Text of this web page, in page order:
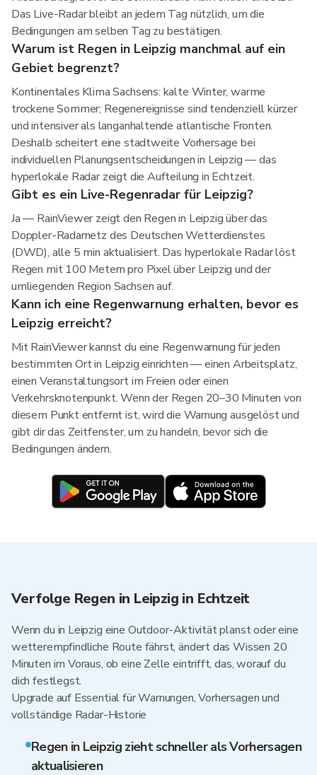
Das Live-Radar bleibt an jedem Tag nützlich, um die
Bedingungen am selben Tag zu bestätigen.
Warum ist Regen in Leipzig manchmal auf ein
Gebiet begrenzt?
Kontinentales Klima Sachsens: kalte Winter, warme
trockene Sommer; Regenereignisse sind tendenziell kürzer
und intensiver als langanhaltende atlantische Fronten.
Deshalb scheitert eine stadtweite Vorhersage bei
individuellen Planungsentscheidungen in Leipzig — das
hyperlokale Radar zeigt die Aufteilung in Echtzeit.
Gibt es ein Live-Regenradar für Leipzig?
Ja — RainViewer zeigt den Regen in Leipzig über das
Doppler-Radarnetz des Deutschen Wetterdienstes
(DWD), alle 5 min aktualisiert. Das hyperlokale Radar löst
Regen mit 100 Metern pro Pixel über Leipzig und der
umliegenden Region Sachsen auf.
Kann ich eine Regenwarnung erhalten, bevor es
Leipzig erreicht?
Mit RainViewer kannst du eine Regenwarnung für jeden
bestimmten Ort in Leipzig einrichten — einen Arbeitsplatz,
einen Veranstaltungsort im Freien oder einen
Verkehrsknotenpunkt. Wenn der Regen 20–30 Minuten von
diesem Punkt entfernt ist, wird die Warnung ausgelöst und
gibt dir das Zeitfenster, um zu handeln, bevor sich die
Bedingungen ändern.
Verfolge Regen in Leipzig in Echtzeit
Wenn du in Leipzig eine Outdoor-Aktivität planst oder eine
wetterempfindliche Route fährst, ändert das Wissen 20
Minuten im Voraus, ob eine Zelle eintrifft, das, worauf du
dich festlegst.
Upgrade auf Essential für Warnungen, Vorhersagen und
vollständige Radar-Historie
Regen in Leipzig zieht schneller als Vorhersagen
aktualisieren